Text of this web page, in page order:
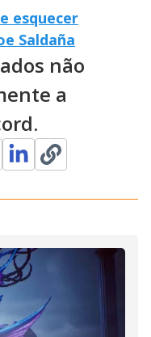
esquecer
Saldaña
não
a